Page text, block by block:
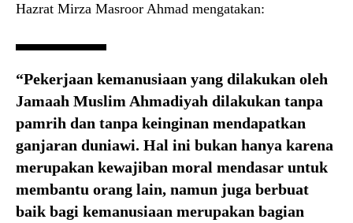
Hazrat Mirza Masroor Ahmad mengatakan:
“Pekerjaan kemanusiaan yang dilakukan oleh
Jamaah Muslim Ahmadiyah dilakukan tanpa
pamrih dan tanpa keinginan mendapatkan
ganjaran duniawi. Hal ini bukan hanya karena
merupakan kewajiban moral mendasar untuk
membantu orang lain, namun juga berbuat
baik bagi kemanusiaan merupakan bagian